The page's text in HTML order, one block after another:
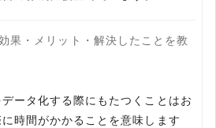
果・メリット・解決したことを教
ータ化する際にもたつくことはお
時間がかかることを意味します